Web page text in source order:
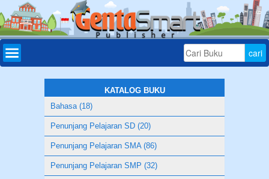
Daftar
Bonus
Aplikasi
Download
KATALOG BUKU
Bahasa (18)
Penunjang Pelajaran SD (20)
Penunjang Pelajaran SMA (86)
Penunjang Pelajaran SMP (32)